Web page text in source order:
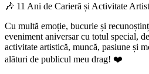
🎶 11 Ani de Carieră și Activitate
Cu multă emoție, bucurie și
eveniment aniversar cu totul special,
activitate artistică, muncă, pasiune și
alături de publicul meu drag! ❤️